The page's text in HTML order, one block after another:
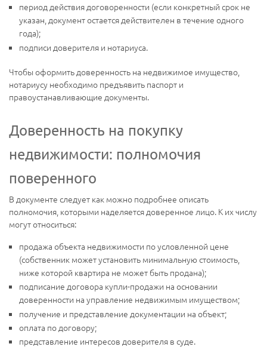
период действия договоренности (если конкретный срок не
указан, документ остается действителен в течение одного
года);
подписи доверителя и нотариуса.
Чтобы оформить доверенность на недвижимое имущество,
нотариусу необходимо предъявить паспорт и
правоустанавливающие документы.
Доверенность на покупку
недвижимости: полномочия
поверенного
В документе следует как можно подробнее описать
полномочия, которыми наделяется доверенное лицо. К их числу
могут относиться:
продажа объекта недвижимости по условленной цене
(собственник может установить минимальную стоимость,
ниже которой квартира не может быть продана);
подписание договора купли-продажи на основании
доверенности на управление недвижимым имуществом;
получение и представление документации на объект;
оплата по договору;
представление интересов доверителя в суде.